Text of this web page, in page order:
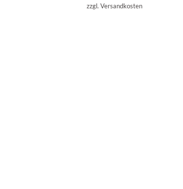
36,99 €29,59 €.
zzgl. Versandkosten